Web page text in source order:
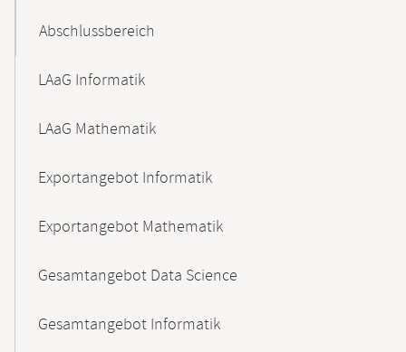
Abschlussbereich
LAaG Informatik
LAaG Mathematik
Exportangebot Informatik
Exportangebot Mathematik
Gesamtangebot Data Science
Gesamtangebot Informatik